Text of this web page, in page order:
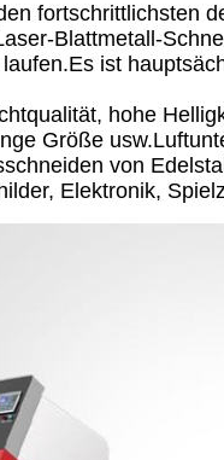
fortschrittlichsten
Blattmetall-
ist
hohe
Größe
von
Elektronik,